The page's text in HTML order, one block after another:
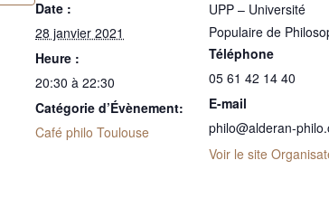
Date :
28 janvier 2021
Heure :
20:30 à 22:30
Catégorie d’Évènement:
Café philo Toulouse
UPP – Université
Populaire de
Téléphone
05 61 42 14 40
E-mail
philo@alderan-
Voir le site